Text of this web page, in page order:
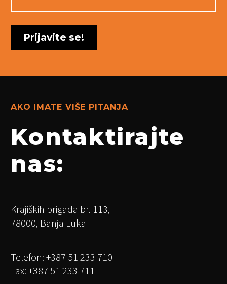
AKO IMATE VIŠE PITANJA
Kontaktirajte
nas:
Krajiških brigada br. 113,
78000, Banja Luka
Telefon: +387 51 233 710
Fax: +387 51 233 711